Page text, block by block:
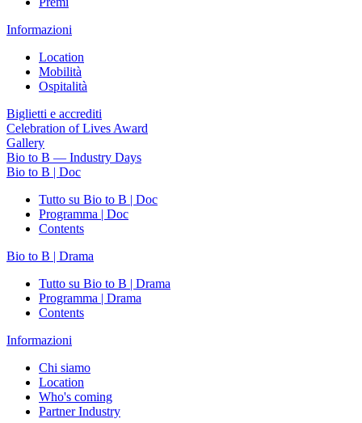
Informazioni
Location
Mobilità
Ospitalità
Biglietti e accrediti
Celebration of Lives Award
Gallery
Bio to B — Industry Days
Bio to B | Doc
Tutto su Bio to B | Doc
Programma | Doc
Contents
Bio to B | Drama
Tutto su Bio to B | Drama
Programma | Drama
Contents
Informazioni
Chi siamo
Location
Who's coming
Partner Industry